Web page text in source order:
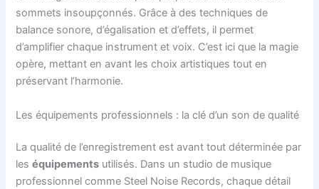
sommets insoupçonnés. Grâce à des techniques de
balance sonore, d’égalisation et d’effets, il permet
d’amplifier chaque instrument et voix. C’est ici que la magie
opère, mettant en avant les choix artistiques tout en
préservant l’harmonie.
Les équipements professionnels : la clé d’un son de qualité
La qualité de l’enregistrement est avant tout déterminée par
leséquipements utilisés. Dans un studio de musique
professionnel comme Steel Noise Records, chaque détail